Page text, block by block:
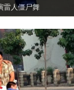
雷人僵尸舞